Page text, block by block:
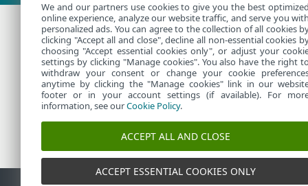
Zusätzliche
ESET-Support kontaktieren
We and our partners use cookies to give you the best optimized
online experience, analyze our website traffic, and serve you with
personalized ads. You can agree to the collection of all cookies
clicking "Accept all and close", decline all non-essential cookies
choosing "Accept essential cookies only", or adjust your
settings by clicking "Manage cookies". You also have the right to
withdraw your consent or change your cookie
anytime by clicking the "Manage cookies" link in our
footer or in your account settings (if available). For
information, see ourCookie Policy.
ACCEPT ALL AND CLOSE
ACCEPT ESSENTIAL COOKIES ONLY